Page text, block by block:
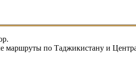
маршруты по Таджикистану и